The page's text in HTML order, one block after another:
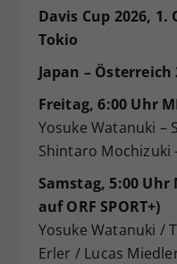
Davis Cup 2026,
Tokio
Japan – Österreich
Freitag, 6:00 Uhr
Yosuke Watanuki –
Shintaro Mochizuki
Samstag, 5:00 Uhr
auf ORF SPORT+)
Yosuke Watanuki /
Erler / Lucas